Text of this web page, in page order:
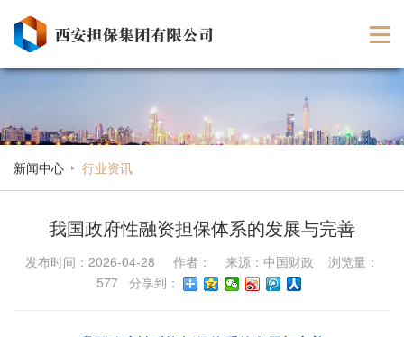
新闻中心 行业资讯
我国政府性融资担保体系的发展与完善
发布时间：2026-04-28 作者： 来源：中国财政 浏览量：
577 分享到：